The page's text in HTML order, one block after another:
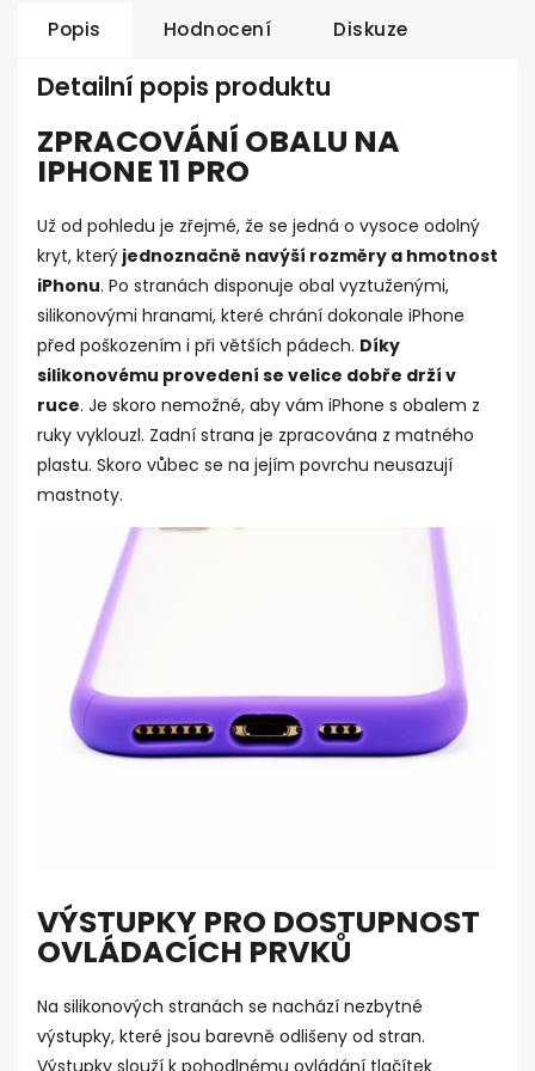
Popis Hodnocení Diskuze
Detailní popis produktu
ZPRACOVÁNÍ OBALU NA
IPHONE 11 PRO
Už od pohledu je zřejmé, že se jedná o vysoce odolný
kryt, který jednoznačně navýší rozměry a hmotnost
iPhonu. Po stranách disponuje obal vyztuženými,
silikonovými hranami, které chrání dokonale iPhone
před poškozením i při větších pádech. Díky
silikonovému provedení se velice dobře drží v
ruce. Je skoro nemožné, aby vám iPhone s obalem z
ruky vyklouzl. Zadní strana je zpracována z matného
plastu. Skoro vůbec se na jejím povrchu neusazují
mastnoty.
VÝSTUPKY PRO DOSTUPNOST
OVLÁDACÍCH PRVKŮ
Na silikonových stranách se nachází nezbytné
výstupky, které jsou barevně odlišeny od stran.